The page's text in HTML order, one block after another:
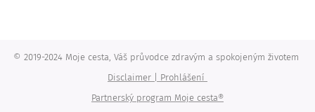
© 2019-2024 Moje cesta, Váš průvodce zdravým a spokojeným životem
Disclaimer | Prohlášení
Partnerský program Moje cesta®